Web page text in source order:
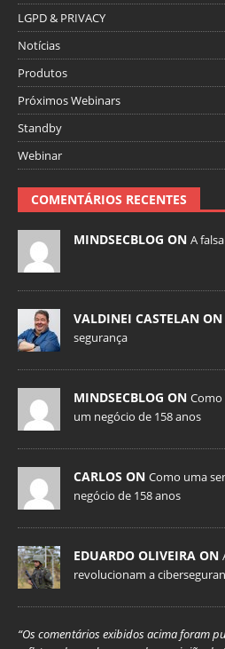
LGPD & PRIVACY
Notícias
Produtos
Próximos Webinars
Standby
Webinar
COMENTÁRIOS RECENTES
MINDSECBLOG ON A
VALDINEI CASTELAN ON
segurança
MINDSECBLOG ON Como
um negócio de 158 anos
CARLOS ON Como uma
negócio de 158 anos
EDUARDO OLIVEIRA ON
revolucionam a
“Os comentários exibidos acima foram